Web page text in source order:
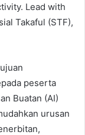
Lead with
Takaful (STF),
peserta
Buatan (AI)
urusan